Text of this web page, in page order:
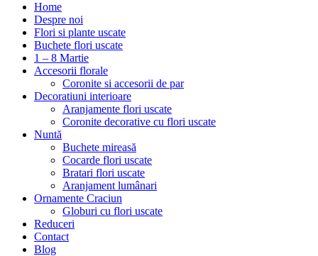
Home
Despre noi
Flori si plante uscate
Buchete flori uscate
1 – 8 Martie
Accesorii florale
Coronite si accesorii de par
Decoratiuni interioare
Aranjamente flori uscate
Coronite decorative cu flori uscate
Nuntă
Buchete mireasă
Cocarde flori uscate
Bratari flori uscate
Aranjament lumânari
Ornamente Craciun
Globuri cu flori uscate
Reduceri
Contact
Blog